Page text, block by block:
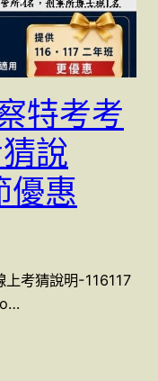
特考考
說
優惠
上考猜說明-116117